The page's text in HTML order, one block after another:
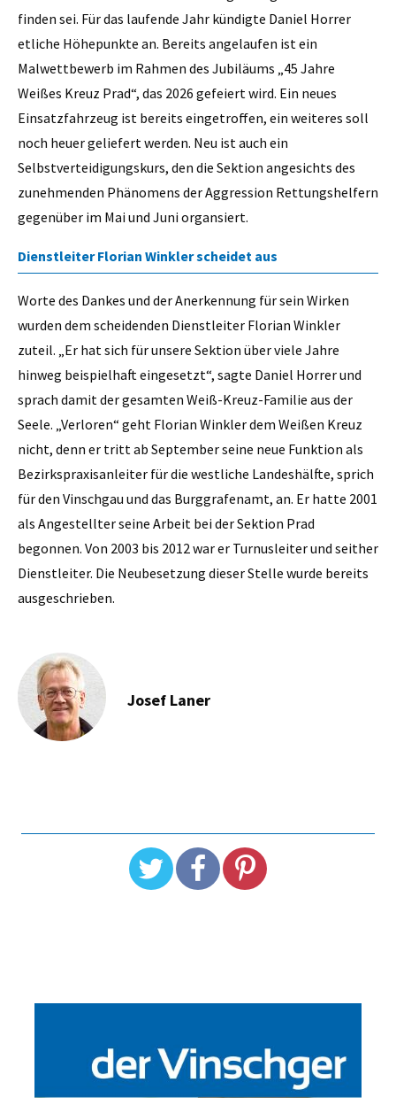
finden sei. Für das laufende Jahr kündigte Daniel Horrer
etliche Höhepunkte an. Bereits angelaufen ist ein
Malwettbewerb im Rahmen des Jubiläums „45 Jahre
Weißes Kreuz Prad“, das 2026 gefeiert wird. Ein neues
Einsatzfahrzeug ist bereits eingetroffen, ein weiteres soll
noch heuer geliefert werden. Neu ist auch ein
Selbstverteidigungskurs, den die Sektion angesichts des
zunehmenden Phänomens der Aggression Rettungshelfern
gegenüber im Mai und Juni organsiert.
Dienstleiter Florian Winkler scheidet aus
Worte des Dankes und der Anerkennung für sein Wirken
wurden dem scheidenden Dienstleiter Florian Winkler
zuteil. „Er hat sich für unsere Sektion über viele Jahre
hinweg beispielhaft eingesetzt“, sagte Daniel Horrer und
sprach damit der gesamten Weiß-Kreuz-Familie aus der
Seele. „Verloren“ geht Florian Winkler dem Weißen Kreuz
nicht, denn er tritt ab September seine neue Funktion als
Bezirkspraxisanleiter für die westliche Landeshälfte, sprich
für den Vinschgau und das Burggrafenamt, an. Er hatte 2001
als Angestellter seine Arbeit bei der Sektion Prad
begonnen. Von 2003 bis 2012 war er Turnusleiter und seither
Dienstleiter. Die Neubesetzung dieser Stelle wurde bereits
ausgeschrieben.
Josef Laner